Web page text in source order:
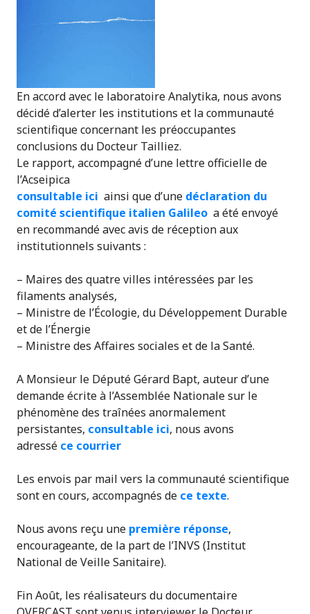
En accord avec le laboratoire Analytika, nous avons
décidé d’alerter les institutions et la communauté
scientifique concernant les préoccupantes
conclusions du Docteur Tailliez.
Le rapport, accompagné d’une lettre officielle de
l’Acseipica
consultable ici ainsi que d’une déclaration du
comité scientifique italien Galileo a été envoyé
en recommandé avec avis de réception aux
institutionnels suivants :
– Maires des quatre villes intéressées par les
filaments analysés,
– Ministre de l’Écologie, du Développement Durable
et de l’Énergie
– Ministre des Affaires sociales et de la Santé.
A Monsieur le Député Gérard Bapt, auteur d’une
demande écrite à l’Assemblée Nationale sur le
phénomène des traînées anormalement
persistantes, consultable ici, nous avons
adressé ce courrier
Les envois par mail vers la communauté scientifique
sont en cours, accompagnés de ce texte.
Nous avons reçu une première réponse,
encourageante, de la part de l’INVS (Institut
National de Veille Sanitaire).
Fin Août, les réalisateurs du documentaire